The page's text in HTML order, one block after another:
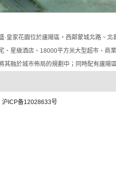
·皇家花園位於廬陽區，西鄰蒙城北路、
、星級酒店、18000平方米大型超市、商
其融於城市佈局的規劃中；同時配有廬陽
沪ICP备12028633号